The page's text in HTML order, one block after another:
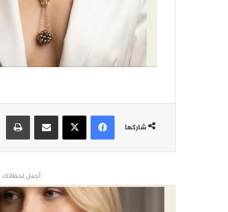
شاركها
فيسبوك‫X مشاركة عبر البريد
أجمل لحظاتك